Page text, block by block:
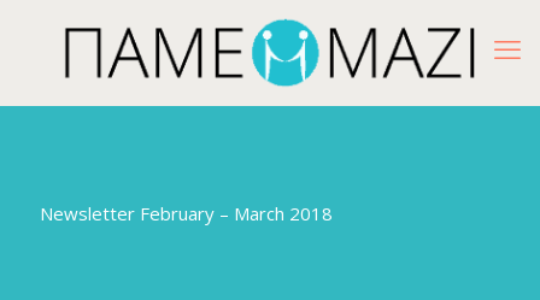
Newsletter February – March 2018